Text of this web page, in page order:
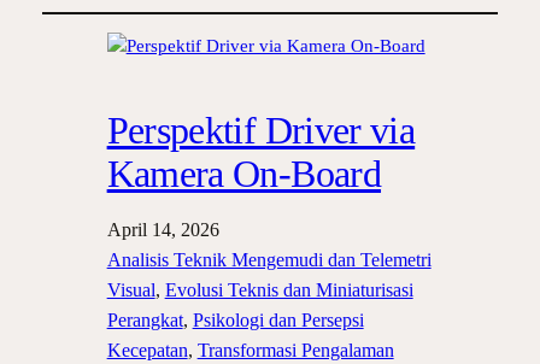
Perspektif Driver via
Kamera On-Board
April 14, 2026
Analisis Teknik Mengemudi dan Telemetri
Visual, Evolusi Teknis dan Miniaturisasi
Perangkat, Psikologi dan Persepsi
Kecepatan, Transformasi Pengalaman